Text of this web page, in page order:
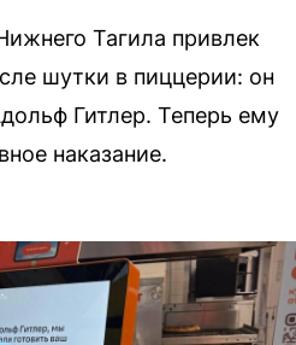
Тагила привлек
шутки в пиццерии: он
Гитлер. Теперь ему
наказание.